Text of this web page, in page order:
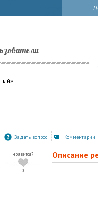
Задать вопрос Комментарии
нравится?
0
Описание